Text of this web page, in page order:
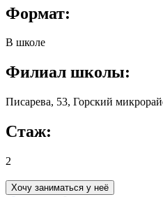
Формат:
В школе
Филиал школы:
Писарева, 53, Горский
Стаж:
2
Хочу заниматься у неё